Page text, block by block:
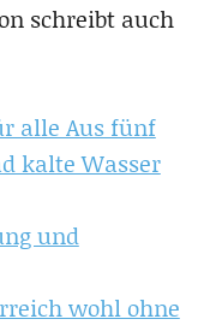
schreibt auch
alle Aus fünf
kalte Wasser
und
wohl ohne